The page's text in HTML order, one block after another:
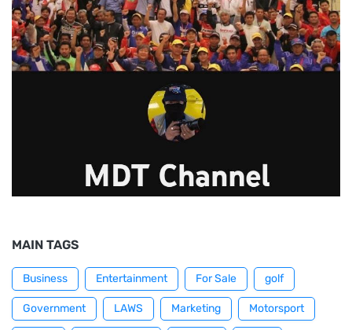
MAIN TAGS
Business Entertainment For Sale golf
Government LAWS Marketing Motorsport